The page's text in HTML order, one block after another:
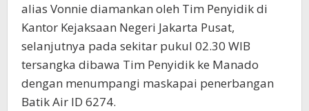
alias Vonnie diamankan oleh Tim Penyidik di
Kantor Kejaksaan Negeri Jakarta Pusat,
selanjutnya pada sekitar pukul 02.30 WIB
tersangka dibawa Tim Penyidik ke Manado
dengan menumpangi maskapai penerbangan
Batik Air ID 6274.